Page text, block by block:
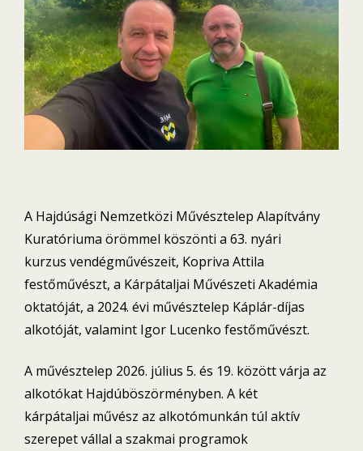
A Hajdúsági Nemzetközi Művésztelep Alapítvány
Kuratóriuma örömmel köszönti a 63. nyári
kurzus vendégművészeit, Kopriva Attila
festőművészt, a Kárpátaljai Művészeti Akadémia
oktatóját, a 2024. évi művésztelep Káplár-díjas
alkotóját, valamint Igor Lucenko festőművészt.
A művésztelep 2026. július 5. és 19. között várja az
alkotókat Hajdúböszörményben. A két
kárpátaljai művész az alkotómunkán túl aktív
szerepet vállal a szakmai programok